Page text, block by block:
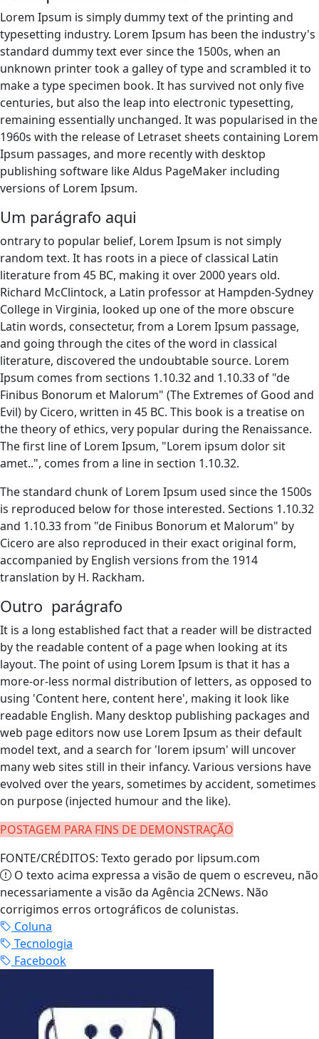
Lorem Ipsum is simply dummy text of the printing and
typesetting industry. Lorem Ipsum has been the industry's
standard dummy text ever since the 1500s, when an
unknown printer took a galley of type and scrambled it to
make a type specimen book. It has survived not only five
centuries, but also the leap into electronic typesetting,
remaining essentially unchanged. It was popularised in the
1960s with the release of Letraset sheets containing Lorem
Ipsum passages, and more recently with desktop
publishing software like Aldus PageMaker including
versions of Lorem Ipsum.
Um parágrafo aqui
ontrary to popular belief, Lorem Ipsum is not simply
random text. It has roots in a piece of classical Latin
literature from 45 BC, making it over 2000 years old.
Richard McClintock, a Latin professor at Hampden-Sydney
College in Virginia, looked up one of the more obscure
Latin words, consectetur, from a Lorem Ipsum passage,
and going through the cites of the word in classical
literature, discovered the undoubtable source. Lorem
Ipsum comes from sections 1.10.32 and 1.10.33 of "de
Finibus Bonorum et Malorum" (The Extremes of Good and
Evil) by Cicero, written in 45 BC. This book is a treatise on
the theory of ethics, very popular during the Renaissance.
The first line of Lorem Ipsum, "Lorem ipsum dolor sit
amet..", comes from a line in section 1.10.32.
The standard chunk of Lorem Ipsum used since the 1500s
is reproduced below for those interested. Sections 1.10.32
and 1.10.33 from "de Finibus Bonorum et Malorum" by
Cicero are also reproduced in their exact original form,
accompanied by English versions from the 1914
translation by H. Rackham.
Outro parágrafo
It is a long established fact that a reader will be distracted
by the readable content of a page when looking at its
layout. The point of using Lorem Ipsum is that it has a
more-or-less normal distribution of letters, as opposed to
using 'Content here, content here', making it look like
readable English. Many desktop publishing packages and
web page editors now use Lorem Ipsum as their default
model text, and a search for 'lorem ipsum' will uncover
many web sites still in their infancy. Various versions have
evolved over the years, sometimes by accident, sometimes
on purpose (injected humour and the like).
POSTAGEM PARA FINS DE DEMONSTRAÇÃO
FONTE/CRÉDITOS: Texto gerado por lipsum.com
O texto acima expressa a visão de quem o escreveu, não
necessariamente a visão da Agência 2CNews. Não
corrigimos erros ortográficos de colunistas.
Coluna
Tecnologia
Facebook